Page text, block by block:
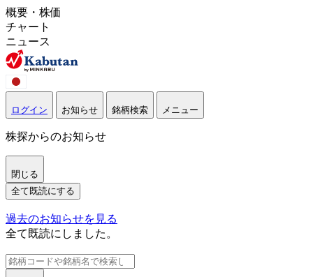
概要・株価
チャート
ニュース
ログイン お知らせ 銘柄検索 メニュー
株探からのお知らせ
閉じる
全て既読にする
過去のお知らせを見る
全て既読にしました。